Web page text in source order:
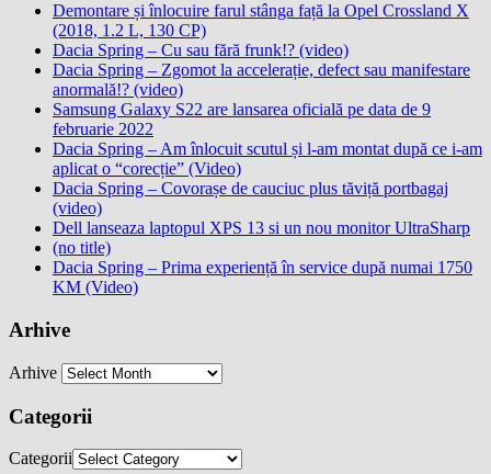
Demontare și înlocuire farul stânga față la Opel Crossland X
(2018, 1.2 L, 130 CP)
Dacia Spring – Cu sau fără frunk!? (video)
Dacia Spring – Zgomot la accelerație, defect sau manifestare
anormală!? (video)
Samsung Galaxy S22 are lansarea oficială pe data de 9
februarie 2022
Dacia Spring – Am înlocuit scutul și l-am montat după ce i-am
aplicat o “corecție” (Video)
Dacia Spring – Covorașe de cauciuc plus tăviță portbagaj
(video)
Dell lanseaza laptopul XPS 13 si un nou monitor UltraSharp
(no title)
Dacia Spring – Prima experiență în service după numai 1750
KM (Video)
Arhive
Arhive
Categorii
Categorii